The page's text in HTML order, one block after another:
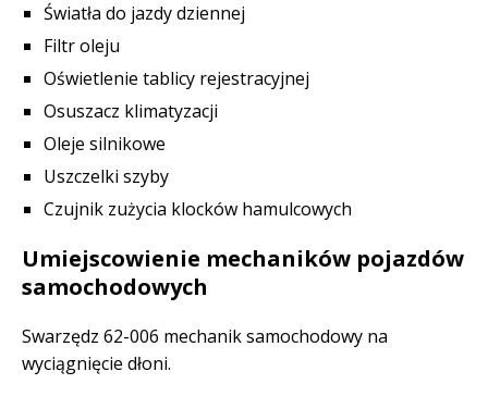
Światła do jazdy dziennej
Filtr oleju
Oświetlenie tablicy rejestracyjnej
Osuszacz klimatyzacji
Oleje silnikowe
Uszczelki szyby
Czujnik zużycia klocków hamulcowych
Umiejscowienie mechaników pojazdów
samochodowych
Swarzędz 62-006 mechanik samochodowy na
wyciągnięcie dłoni.